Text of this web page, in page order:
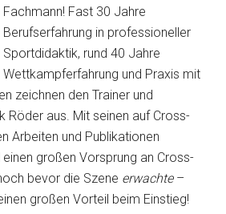
Fachmann! Fast 30 Jahre
Berufserfahrung in professioneller
Sportdidaktik, rund 40 Jahre
Wettkampferfahrung und Praxis mit
zeichnen den Trainer und
Röder aus. Mit seinen auf Cross-
Arbeiten und Publikationen
großen Vorsprung an Cross-
bevor die Szene erwachte–
großen Vorteil beim Einstieg!